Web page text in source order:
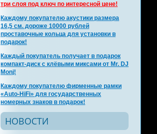
три слоя под ключ по интересной цене!
Каждому покупателю акустики размера
16,5 см. дороже 10000 рублей
проставочные кольца для установки в
подарок!
Каждый покупатель получает в подарок
компакт-диск с клёвыми миксами от Mr. DJ
Monj!
Каждому покупателю фирменные рамки
«Auto-HiFi» для государственных
номерных знаков в подарок!
НОВОСТИ